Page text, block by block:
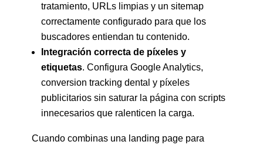
tratamiento, URLs limpias y un sitemap
correctamente configurado para que los
buscadores entiendan tu contenido.
Integración correcta de píxeles y
etiquetas. Configura Google Analytics,
conversion tracking dental y píxeles
publicitarios sin saturar la página con scripts
innecesarios que ralenticen la carga.
Cuando combinas una landing page para